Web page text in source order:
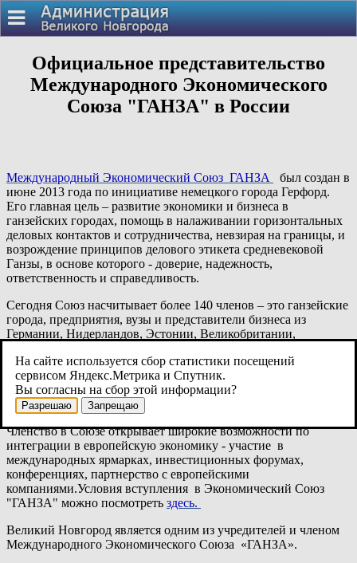
Официальное представительство
Международного Экономического
Союза "ГАНЗА" в России
Международный Экономический Союз ГАНЗА
был создан в
июне 2013 года по инициативе немецкого города Герфорд.
Его главная цель – развитие экономики и бизнеса в
ганзейских городах, помощь в налаживании горизонтальных
деловых контактов и сотрудничества, невзирая на границы, и
возрождение принципов делового этикета средневековой
Ганзы, в основе которого - доверие, надежность,
ответственность и справедливость.
Сегодня Союз насчитывает более 140 членов – это ганзейские
города, предприятия, вузы и представители бизнеса из
Германии, Нидерландов, Эстонии, Великобритании,
резиденты городов, входящих в международный Ганзейский
союз Нового времени.
Членство в Союзе открывает широкие возможности по
интеграции в европейскую экономику - участие в
международных ярмарках, инвестиционных форумах,
конференциях, партнерство с европейскими
компаниями.Условия вступления в Экономический Союз
"ГАНЗА" можно посмотреть здесь.
Великий Новгород является одним из учредителей и членом
Международного Экономического Союза «ГАНЗА».
На сайте используется сбор статистики посещений
сервисом Яндекс.Метрика и Спутник.
Вы согласны на сбор этой информации?
Разрешаю Запрещаю